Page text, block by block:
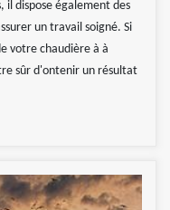
il dispose également des
un travail soigné. Si
votre chaudière à à
sûr d'ontenir un résultat